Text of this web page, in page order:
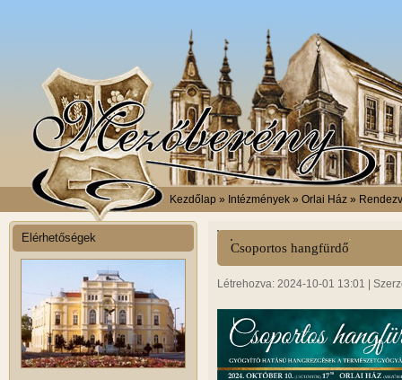
Kezdőlap » Intézmények » Orlai Ház »
Elérhetőségek
Csoportos hangfürdő
Létrehozva: 2024-10-01 13:01 |